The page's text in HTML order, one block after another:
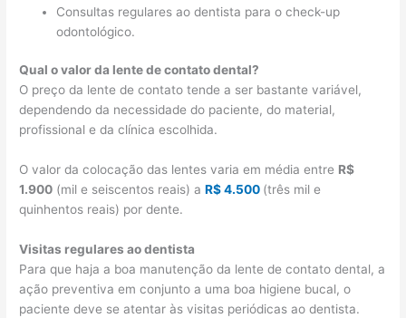
Consultas regulares ao dentista para o check-up
odontológico.
Qual o valor da lente de contato dental?
O preço da lente de contato tende a ser bastante variável,
dependendo da necessidade do paciente, do material,
profissional e da clínica escolhida.
O valor da colocação das lentes varia em média entre R$
1.900 (mil e seiscentos reais) aR$ 4.500 (três mil e
quinhentos reais) por dente.
Visitas regulares ao dentista
Para que haja a boa manutenção da lente de contato dental, a
ação preventiva em conjunto a uma boa higiene bucal, o
paciente deve se atentar às visitas periódicas ao dentista.